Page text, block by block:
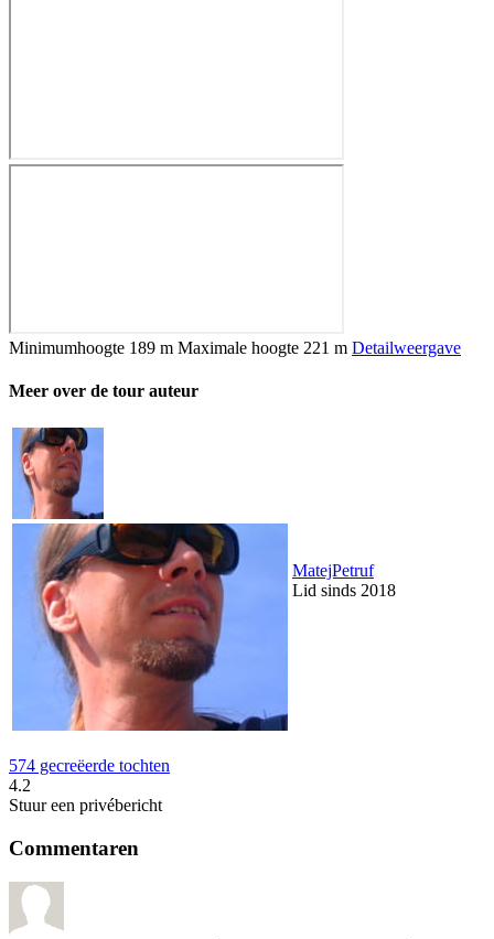
Minimumhoogte 189 m Maximale hoogte 221 m Detailweergave
Meer over de tour auteur
MatejPetruf
Lid sinds 2018
574 gecreëerde tochten
4.2
Stuur een privébericht
Commentaren